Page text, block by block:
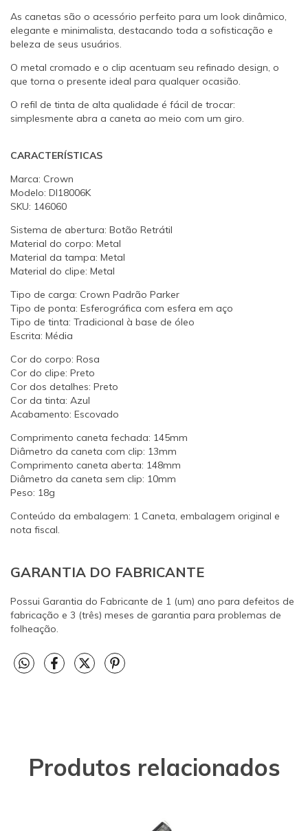
As canetas são o acessório perfeito para um look dinâmico,
elegante e minimalista, destacando toda a sofisticação e
beleza de seus usuários.
O metal cromado e o clip acentuam seu refinado design, o
que torna o presente ideal para qualquer ocasião.
O refil de tinta de alta qualidade é fácil de trocar:
simplesmente abra a caneta ao meio com um giro.
CARACTERÍSTICAS
Marca: Crown
Modelo: DI18006K
SKU: 146060
Sistema de abertura: Botão Retrátil
Material do corpo: Metal
Material da tampa: Metal
Material do clipe: Metal
Tipo de carga: Crown Padrão Parker
Tipo de ponta: Esferográfica com esfera em aço
Tipo de tinta: Tradicional à base de óleo
Escrita: Média
Cor do corpo: Rosa
Cor do clipe: Preto
Cor dos detalhes: Preto
Cor da tinta: Azul
Acabamento: Escovado
Comprimento caneta fechada: 145mm
Diâmetro da caneta com clip: 13mm
Comprimento caneta aberta: 148mm
Diâmetro da caneta sem clip: 10mm
Peso: 18g
Conteúdo da embalagem: 1 Caneta, embalagem original e
nota fiscal.
GARANTIA DO FABRICANTE
Possui Garantia do Fabricante de 1 (um) ano para defeitos de
fabricação e 3 (três) meses de garantia para problemas de
folheação.
Produtos relacionados